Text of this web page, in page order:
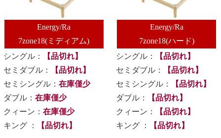
Energy/Ra
7zone18(ミディアム)
シングル：
【品切れ】
セミダブル：
【品切れ】
セミシングル： 在庫僅少
ダブル： 在庫僅少
クィーン： 在庫僅少
キング ：
【品切れ】
Energy/Ra
7zone18(ハード)
シングル：
【品切れ】
セミダブル：
【品切れ】
セミシングル：
【品切れ】
ダブル：
【品切れ】
クィーン：
【品切れ】
キング ：
【品切れ】